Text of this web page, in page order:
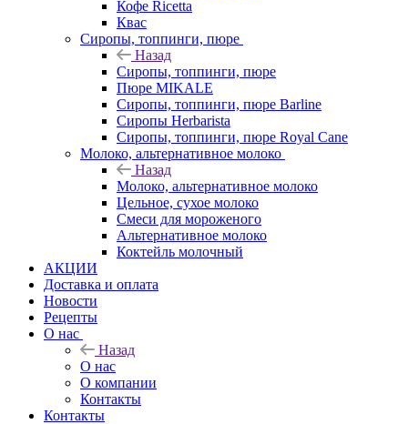
Кофе Ricetta
Квас
Сиропы, топпинги, пюре
Назад
Сиропы, топпинги, пюре
Пюре MIKALE
Сиропы, топпинги, пюре Barline
Сиропы Herbarista
Сиропы, топпинги, пюре Royal Cane
Молоко, альтернативное молоко
Назад
Молоко, альтернативное молоко
Цельное, сухое молоко
Смеси для мороженого
Альтернативное молоко
Коктейль молочный
АКЦИИ
Доставка и оплата
Новости
Рецепты
О нас
Назад
О нас
О компании
Контакты
Контакты